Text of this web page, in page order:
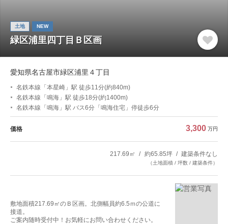
土地 NEW
緑区浦里四丁目Ｂ区画
愛知県名古屋市緑区浦里４丁目
名鉄本線「本星崎」駅 徒歩11分(約840m)
名鉄本線「鳴海」駅 徒歩18分(約1400m)
名鉄本線「鳴海」駅 バス6分「鳴海住宅」停徒歩6分
価格 3,300 万円
217.69㎡ 約65.85坪 建築条件なし
（土地面積 / 坪数 / 建築条件）
敷地面積217.69㎡のＢ区画。北側幅員約6.5ｍの公道に
接道。
ご案内随時受付中！お気軽にお問い合わせください。